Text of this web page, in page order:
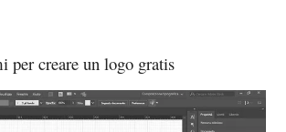
per creare un logo gratis